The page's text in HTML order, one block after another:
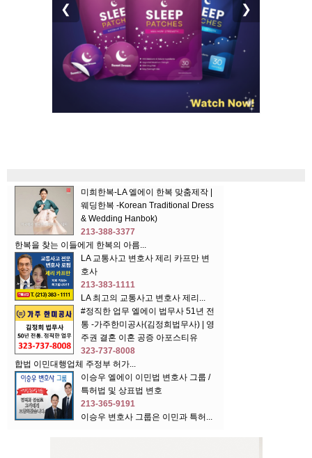
❮ ❯
미희한복-LA 엘에이 한복 맞춤제작 |
웨딩한복 -Korean Traditional Dress
& Wedding Hanbok)
213-388-3377
한복을 찾는 이들에게 한복의 아름...
LA 교통사고 변호사 제리 카프만 변
호사
213-383-1111
LA 최고의 교통사고 변호사 제리...
#정직한 업무 엘에이 법무사 51년 전
통 -가주한미공사(김정희법무사) | 영
주권 결혼 이혼 공증 아포스티유
323-737-8008
합법 이민대행업체 주정부 허가...
이승우 엘에이 이민법 변호사 그룹 /
특허법 및 상표법 변호
213-365-9191
이승우 변호사 그룹은 이민과 특허...